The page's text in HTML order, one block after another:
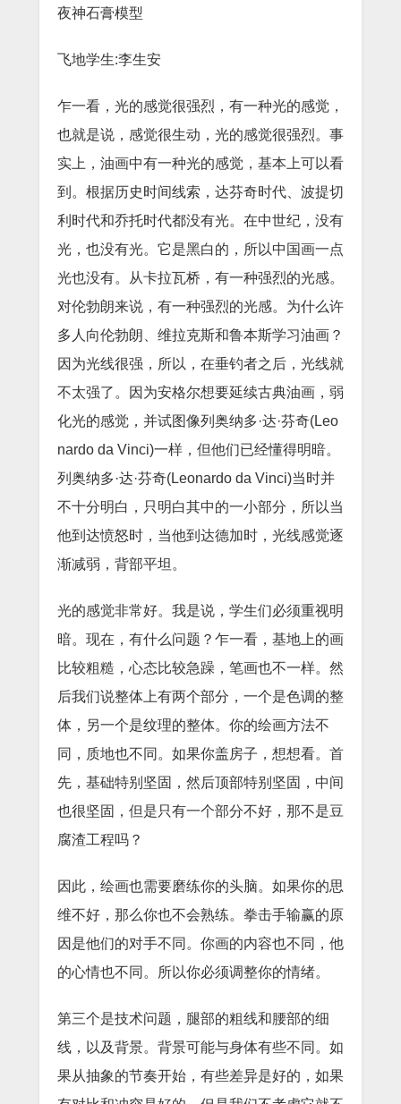
夜神石膏模型
飞地学生:李生安
乍一看，光的感觉很强烈，有一种光的感觉，
也就是说，感觉很生动，光的感觉很强烈。事
实上，油画中有一种光的感觉，基本上可以看
到。根据历史时间线索，达芬奇时代、波提切
利时代和乔托时代都没有光。在中世纪，没有
光，也没有光。它是黑白的，所以中国画一点
光也没有。从卡拉瓦桥，有一种强烈的光感。
对伦勃朗来说，有一种强烈的光感。为什么许
多人向伦勃朗、维拉克斯和鲁本斯学习油画？
因为光线很强，所以，在垂钓者之后，光线就
不太强了。因为安格尔想要延续古典油画，弱
化光的感觉，并试图像列奥纳多·达·芬奇(Leo
nardo da Vinci)一样，但他们已经懂得明暗。
列奥纳多·达·芬奇(Leonardo da Vinci)当时并
不十分明白，只明白其中的一小部分，所以当
他到达愤怒时，当他到达德加时，光线感觉逐
渐减弱，背部平坦。
光的感觉非常好。我是说，学生们必须重视明
暗。现在，有什么问题？乍一看，基地上的画
比较粗糙，心态比较急躁，笔画也不一样。然
后我们说整体上有两个部分，一个是色调的整
体，另一个是纹理的整体。你的绘画方法不
同，质地也不同。如果你盖房子，想想看。首
先，基础特别坚固，然后顶部特别坚固，中间
也很坚固，但是只有一个部分不好，那不是豆
腐渣工程吗？
因此，绘画也需要磨练你的头脑。如果你的思
维不好，那么你也不会熟练。拳击手输赢的原
因是他们的对手不同。你画的内容也不同，他
的心情也不同。所以你必须调整你的情绪。
第三个是技术问题，腿部的粗线和腰部的细
线，以及背景。背景可能与身体有些不同。如
果从抽象的节奏开始，有些差异是好的，如果